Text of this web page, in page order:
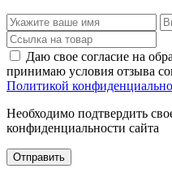
Даю свое согласие на
принимаю условия отзыва
Политикой
Необходимо подтвердить
конфиденциальности сайта
Отправить